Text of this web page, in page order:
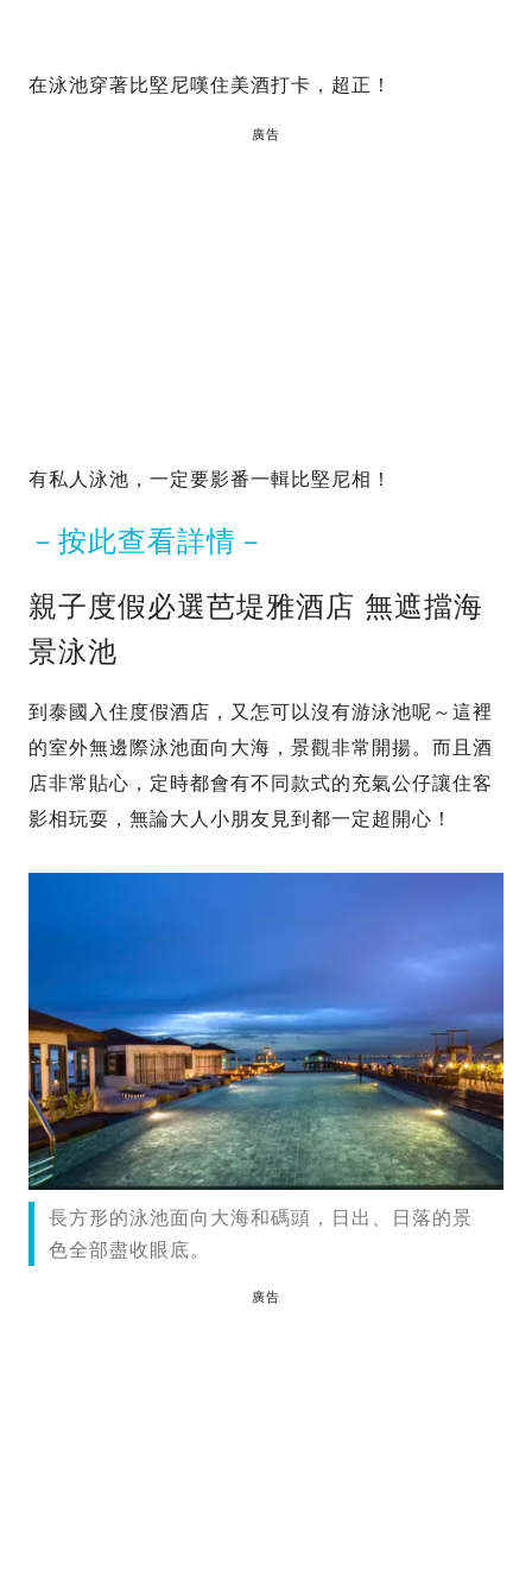
在泳池穿著比堅尼嘆住美酒打卡，超正！
廣告
有私人泳池，一定要影番一輯比堅尼相！
－按此查看詳情－
親子度假必選芭堤雅酒店 無遮擋海
景泳池
到泰國入住度假酒店，又怎可以沒有游泳池呢～這裡
的室外無邊際泳池面向大海，景觀非常開揚。而且酒
店非常貼心，定時都會有不同款式的充氣公仔讓住客
影相玩耍，無論大人小朋友見到都一定超開心！
長方形的泳池面向大海和碼頭，日出、日落的景
色全部盡收眼底。
廣告